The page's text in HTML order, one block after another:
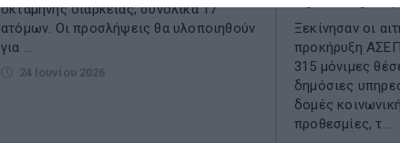
οκτάμηνης διάρκειας, συνολικά 17
ατόμων. Οι προσλήψεις θα υλοποιηθούν
για ...
24 Ιουνίου 2026
Ξεκίνησαν οι
προκήρυξη
315 μόνιμες
δημόσιες
δομές
προθεσμίες, τ...